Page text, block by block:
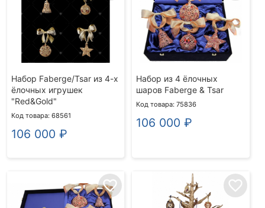
Набор Faberge/Tsar из 4-х
ёлочных игрушек
"Red&Gold"
Код товара: 68561
106 000 ₽
Набор из 4 ёлочных
шаров Faberge & Tsar
Код товара: 75836
106 000 ₽
favorite_border favorite_border